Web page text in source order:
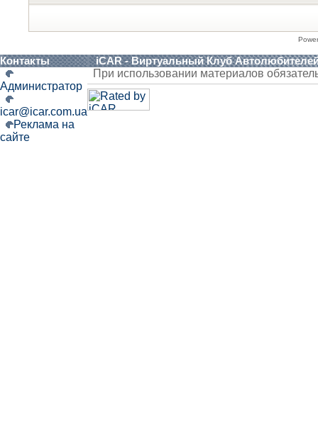
Контакты iCAR - Виртуальный Клуб
Администратор
icar@icar.com.ua
Реклама на
сайте
При использовании материалов